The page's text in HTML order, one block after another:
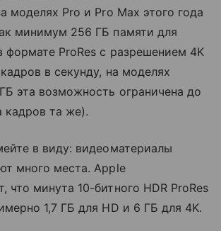
моделях Pro и Pro Max этого года
минимум 256 ГБ памяти для
формате ProRes с разрешением 4K
в секунду, на моделях
эта возможность ограничена до
кадров та же).
в виду: видеоматериалы
много места. Apple
что минута 10-битного HDR ProRes
1,7 ГБ для HD и 6 ГБ для 4K.